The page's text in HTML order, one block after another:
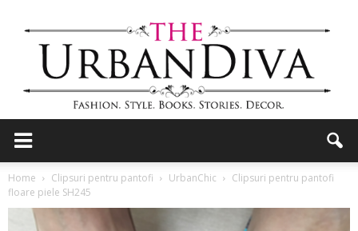
Home Clipsuri pentru pantofi UrbanChic
Clipsuri pentru pantofi
floare piele SH245